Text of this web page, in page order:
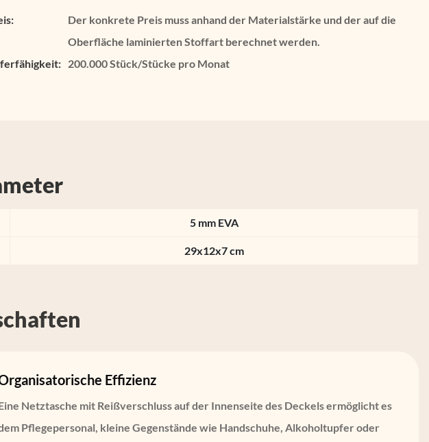
Der konkrete Preis muss anhand der Materialstärke und der auf die
Oberfläche laminierten Stoffart berechnet werden.
200.000 Stück/Stücke pro Monat
5 mm EVA
29x12x7 cm
Effizienz
Netztasche mit Reißverschluss auf der Innenseite des Deckels ermöglicht es
Pflegepersonal, kleine Gegenstände wie Handschuhe, Alkoholtupfer oder